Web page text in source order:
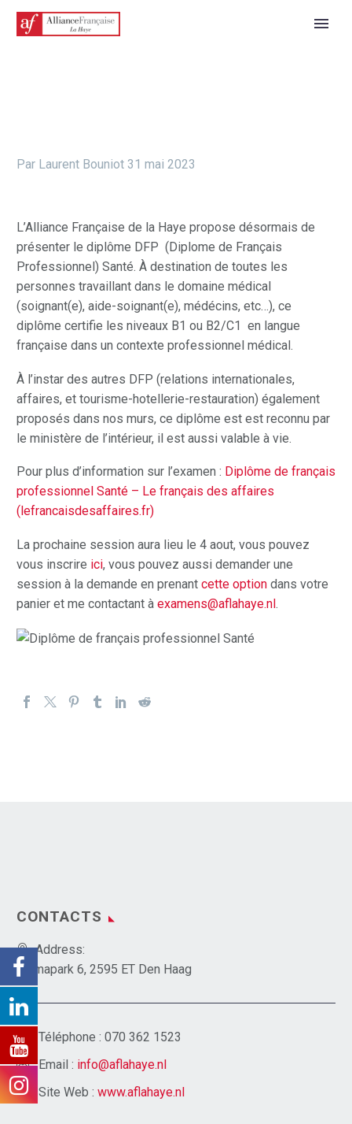
Par Laurent Bouniot 31 mai 2023
L’Alliance Française de la Haye propose désormais de
présenter le diplôme DFP (Diplome de Français
Professionnel) Santé. À destination de toutes les
personnes travaillant dans le domaine médical
(soignant(e), aide-soignant(e), médécins, etc…), ce
diplôme certifie les niveaux B1 ou B2/C1 en langue
française dans un contexte professionnel médical.
À l’instar des autres DFP (relations internationales,
affaires, et tourisme-hotellerie-restauration) également
proposés dans nos murs, ce diplôme est est reconnu par
le ministère de l’intérieur, il est aussi valable à vie.
Pour plus d’information sur l’examen : Diplôme de français
professionnel Santé – Le français des affaires
(lefrancaisdesaffaires.fr)
La prochaine session aura lieu le 4 aout, vous pouvez
vous inscrire ici, vous pouvez aussi demander une
session à la demande en prenant cette option dans votre
panier et me contactant à examens@aflahaye.nl.
CONTACTS
Address:
Emmapark 6, 2595 ET Den Haag
Téléphone : 070 362 1523
Email : info@aflahaye.nl
Site Web : www.aflahaye.nl